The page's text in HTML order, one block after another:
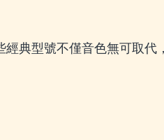
典型號不僅音色無可取代